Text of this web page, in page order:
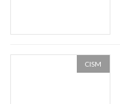
CISM